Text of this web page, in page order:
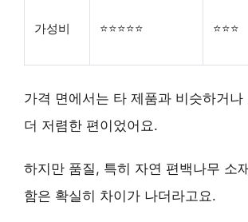
가성비 ⭐⭐⭐⭐⭐ ⭐⭐⭐
가격 면에서는 타 제품과 비슷하거나
더 저렴한 편이었어요.
하지만 품질, 특히 자연 편백나무 소
함은 확실히 차이가 나더라고요.